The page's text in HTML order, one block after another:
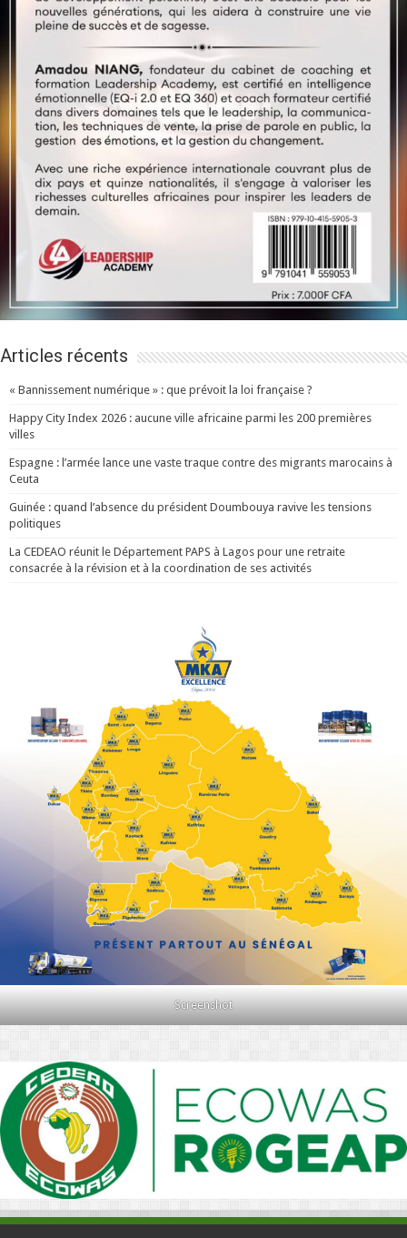
Articles récents
« Bannissement numérique » : que prévoit la loi française ?
Happy City Index 2026 : aucune ville africaine parmi les 200 premières
villes
Espagne : l’armée lance une vaste traque contre des migrants marocains à
Ceuta
Guinée : quand l’absence du président Doumbouya ravive les tensions
politiques
La CEDEAO réunit le Département PAPS à Lagos pour une retraite
consacrée à la révision et à la coordination de ses activités
Screenshot